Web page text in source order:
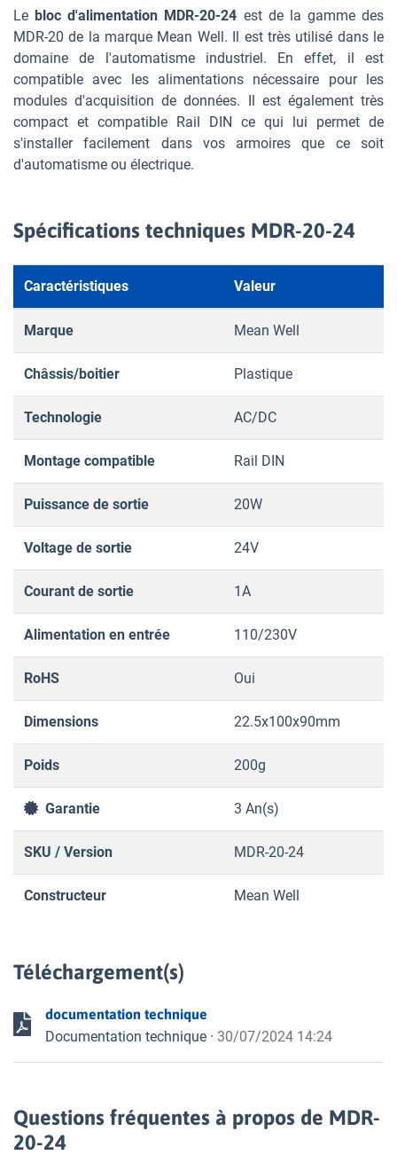
Lebloc d'alimentation MDR-20-24 est de la gamme des
MDR-20 de la marque Mean Well. Il est très utilisé dans le
domaine de l'automatisme industriel. En effet, il est
compatible avec les alimentations nécessaire pour les
modules d'acquisition de données. Il est également très
compact et compatible Rail DIN ce qui lui permet de
s'installer facilement dans vos armoires que ce soit
d'automatisme ou électrique.
Spécifications techniques MDR-20-24
Caractéristiques Valeur
Marque Mean Well
Châssis/boitier Plastique
Technologie AC/DC
Montage compatible Rail DIN
Puissance de sortie 20W
Voltage de sortie 24V
Courant de sortie 1A
Alimentation en entrée 110/230V
RoHS Oui
Dimensions 22.5x100x90mm
Poids 200g
Garantie 3 An(s)
SKU / Version MDR-20-24
Constructeur Mean Well
Téléchargement(s)
documentation technique
Documentation technique · 30/07/2024 14:24
Questions fréquentes à propos de MDR-
20-24